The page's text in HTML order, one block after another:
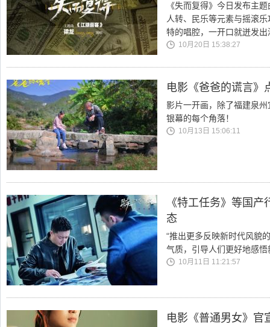
《失而复得》今日发布主
人转、民乐等元素与摇滚
特的唱腔，一开口就迸发
10月20日 15:38:27
电影《爸爸的谎言》
影片一开画，除了福建泉
银幕的每个角落！
10月13日 15:06:11
《特工任务》等国
态
“推出更多反映新时代风貌
气质，引导人们更好地感
10月11日 11:21:57
电影《普通男女》官